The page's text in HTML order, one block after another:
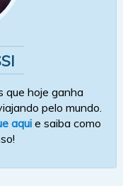
que hoje ganha
pelo mundo.
aquie saiba como